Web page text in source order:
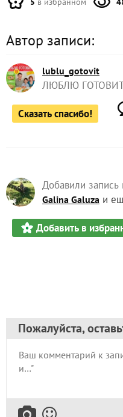
Автор записи:
lublu_gotovit
ЛЮБЛЮ
Сказать спасибо!
Добавили запись
Galina Galuza и
Добавить в
Пожалуйста,